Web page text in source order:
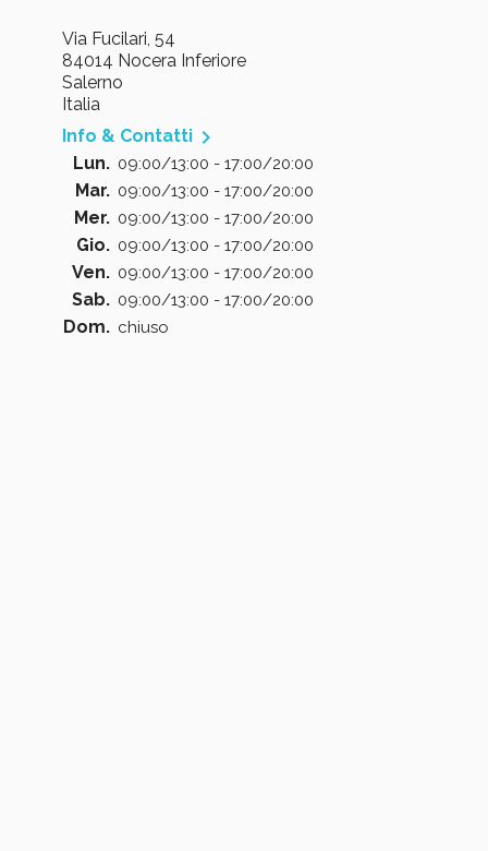
Via Fucilari, 54
84014 Nocera Inferiore
Salerno
Italia
Info & Contatti 
Lun. 09:00/13:00 - 17:00/20:00
Mar. 09:00/13:00 - 17:00/20:00
Mer. 09:00/13:00 - 17:00/20:00
Gio. 09:00/13:00 - 17:00/20:00
Ven. 09:00/13:00 - 17:00/20:00
Sab. 09:00/13:00 - 17:00/20:00
Dom. chiuso